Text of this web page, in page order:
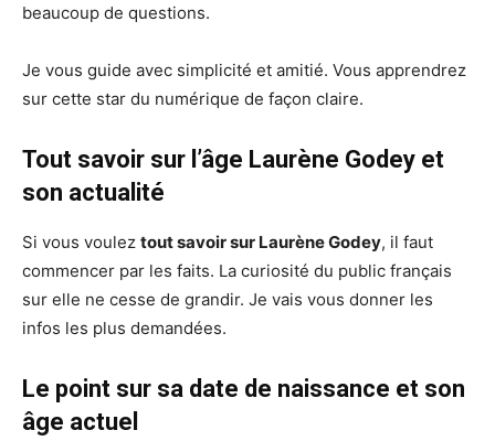
beaucoup de questions.
Je vous guide avec simplicité et amitié. Vous apprendrez
sur cette star du numérique de façon claire.
Tout savoir sur l’âge Laurène Godey et
son actualité
Si vous voulez tout savoir sur Laurène Godey, il faut
commencer par les faits. La curiosité du public français
sur elle ne cesse de grandir. Je vais vous donner les
infos les plus demandées.
Le point sur sa date de naissance et son
âge actuel